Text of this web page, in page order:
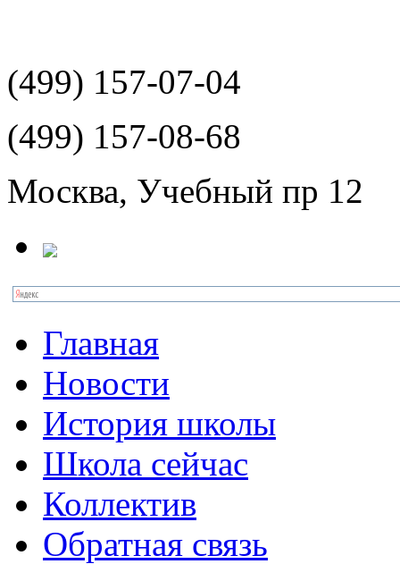
(499) 157-07-04
(499) 157-08-68
Москва, Учебный пр 12
Главная
Новости
История школы
Школа сейчас
Коллектив
Обратная связь